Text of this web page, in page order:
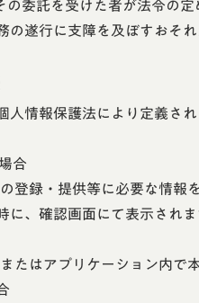
遂行に支障を及ぼすおそ
情報保護法により定義さ
合
登録・提供等に必要な情
、確認画面にて表示され
たはアプリケーション内